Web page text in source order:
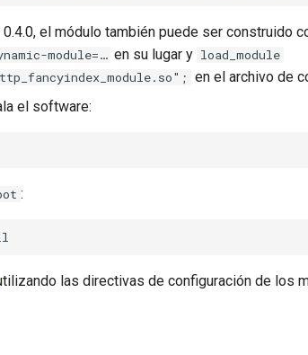
el módulo también puede ser construido
module=… en su lugar y load_module
en el archivo de
el software:
:
las directivas de configuración de los